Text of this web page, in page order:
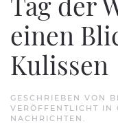
einen
Kulissen
GESCHRIEBEN VON
VERÖFFENTLICHT IN
NACHRICHTEN